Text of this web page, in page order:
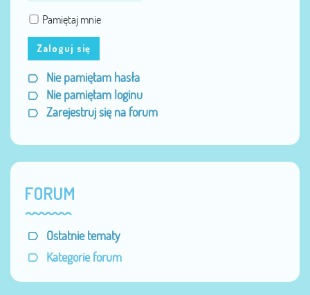
Pamiętaj mnie
Zaloguj się
Nie pamiętam hasła
Nie pamiętam loginu
Zarejestruj się na forum
FORUM
Ostatnie tematy
Kategorie forum